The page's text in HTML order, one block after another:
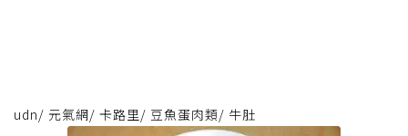
udn/ 元氣網/ 卡路里/ 豆魚蛋肉類/ 牛肚